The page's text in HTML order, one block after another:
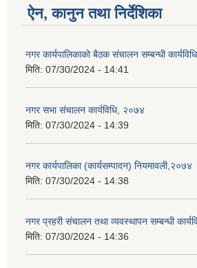
ऐन, कानुन तथा निर्देशिका
नगर कार्यपालिकाको बैठक संचालन सम्बन्धी
मिति: 07/30/2024 - 14:41
नगर सभा संचालन कार्यविधि, २०७४
मिति: 07/30/2024 - 14:39
नगर कार्यपालिका (कार्यसम्पादन) नियमावली,२०७४
मिति: 07/30/2024 - 14:38
नगर प्रहरी संचालन तथा व्यवस्थापन सम्बन्धी
मिति: 07/30/2024 - 14:36